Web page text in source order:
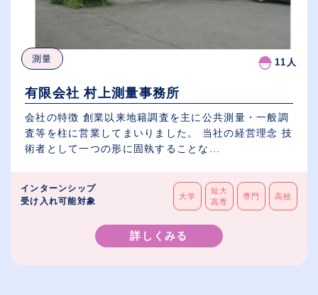
測量 11人
有限会社 村上測量事務所
会社の特徴 創業以来地籍調査を主に公共測量・一般調
査等を柱に営業してまいりました。 当社の経営理念 技
術者として一つの形に固執することな...
インターンシップ
受け入れ可能対象
大学
短大
高専
専門 高校
詳しくみる